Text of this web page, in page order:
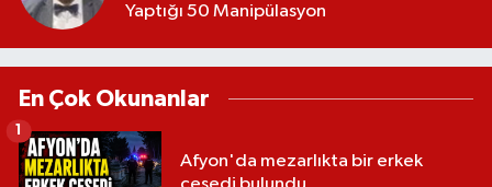
Yaptığı 50 Manipülasyon
En Çok Okunanlar
Afyon'da mezarlıkta bir erkek
1